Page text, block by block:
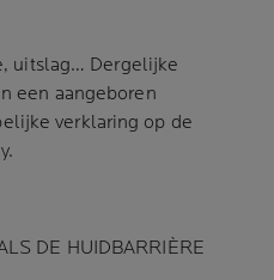
uitslag… Dergelijke
een aangeboren
verklaring op de
.
DE HUIDBARRIÈRE